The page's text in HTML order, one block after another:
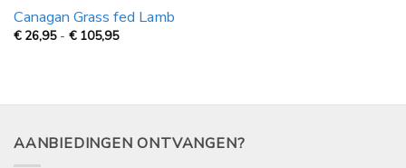
Canagan Grass fed Lamb
€ 26,95 - € 105,95Prijsklasse:
AANBIEDINGEN ONTVANGEN?